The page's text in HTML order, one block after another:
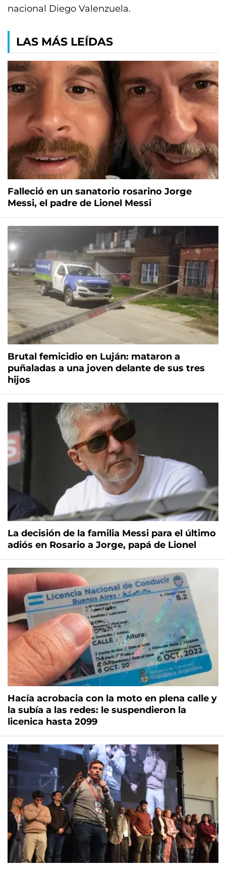
nacional Diego Valenzuela.
LAS MÁS LEÍDAS
Falleció en un sanatorio rosarino Jorge
Messi, el padre de Lionel Messi
Brutal femicidio en Luján: mataron a
puñaladas a una joven delante de sus tres
hijos
La decisión de la familia Messi para el último
adiós en Rosario a Jorge, papá de Lionel
Hacía acrobacia con la moto en plena calle y
la subía a las redes: le suspendieron la
licenica hasta 2099